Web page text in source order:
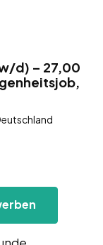
d) – 27,00